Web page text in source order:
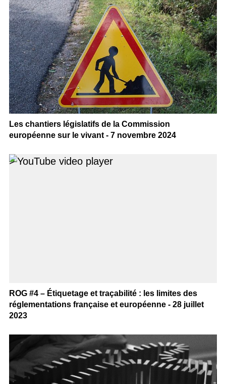
Les chantiers législatifs de la Commission
européenne sur le vivant - 7 novembre 2024
>
ROG #4 – Étiquetage et traçabilité : les limites des
réglementations française et européenne - 28 juillet
2023